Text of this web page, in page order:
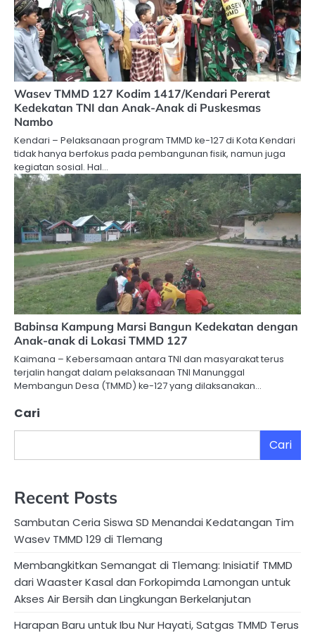
Wasev TMMD 127 Kodim 1417/Kendari Pererat
Kedekatan TNI dan Anak-Anak di Puskesmas
Nambo
Kendari – Pelaksanaan program TMMD ke-127 di Kota Kendari
tidak hanya berfokus pada pembangunan fisik, namun juga
kegiatan sosial. Hal…
Babinsa Kampung Marsi Bangun Kedekatan dengan
Anak-anak di Lokasi TMMD 127
Kaimana – Kebersamaan antara TNI dan masyarakat terus
terjalin hangat dalam pelaksanaan TNI Manunggal
Membangun Desa (TMMD) ke-127 yang dilaksanakan…
Cari
Cari
Recent Posts
Sambutan Ceria Siswa SD Menandai Kedatangan Tim
Wasev TMMD 129 di Tlemang
Membangkitkan Semangat di Tlemang: Inisiatif TMMD
dari Waaster Kasal dan Forkopimda Lamongan untuk
Akses Air Bersih dan Lingkungan Berkelanjutan
Harapan Baru untuk Ibu Nur Hayati, Satgas TMMD Terus